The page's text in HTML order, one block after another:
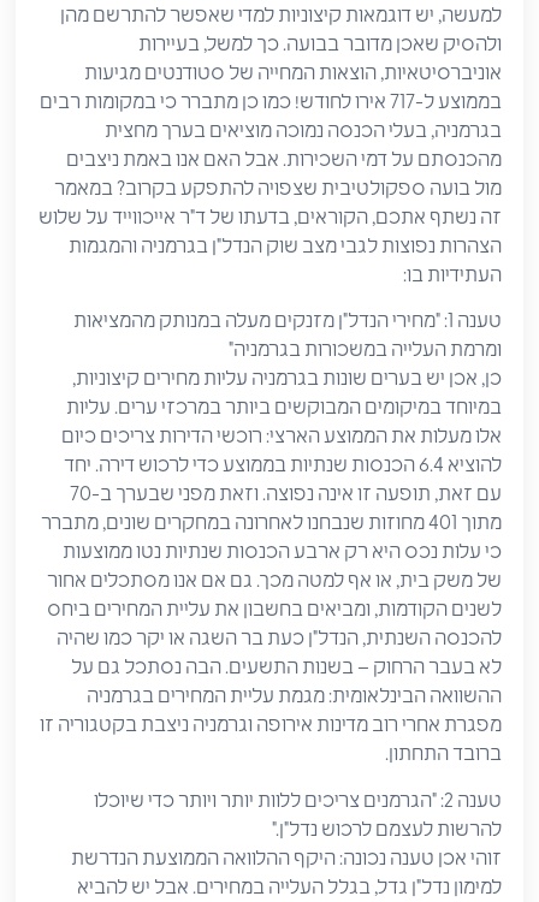
למעשה, יש דוגמאות קיצוניות למדי שאפשר להתרשם מהן
ולהסיק שאכן מדובר בבועה. כך למשל, בעיירות
אוניברסיטאיות, הוצאות המחייה של סטודנטים מגיעות
בממוצע ל-717 אירו לחודש! כמו כן מתברר כי במקומות רבים
בגרמניה, בעלי הכנסה נמוכה מוציאים בערך מחצית
מהכנסתם על דמי השכירות. אבל האם אנו באמת ניצבים
מול בועה ספקולטיבית שצפויה להתפקע בקרוב? במאמר
זה נשתף אתכם, הקוראים, בדעתו של ד"ר אייכווייד על שלוש
הצהרות נפוצות לגבי מצב שוק הנדל"ן בגרמניה והמגמות
העתידיות בו:
טענה 1: "מחירי הנדל"ן מזנקים מעלה במנותק מהמציאות
ומרמת העלייה במשכורות בגרמניה"
כן, אכן יש בערים שונות בגרמניה עליות מחירים קיצוניות,
במיוחד במיקומים המבוקשים ביותר במרכזי ערים. עליות
אלו מעלות את הממוצע הארצי: רוכשי הדירות צריכים כיום
להוציא 6.4 הכנסות שנתיות בממוצע כדי לרכוש דירה. יחד
עם זאת, תופעה זו אינה נפוצה. וזאת מפני שבערך ב-70
מתוך 401 מחוזות שנבחנו לאחרונה במחקרים שונים, מתברר
כי עלות נכס היא רק ארבע הכנסות שנתיות נטו ממוצעות
של משק בית, או אף למטה מכך. גם אם אנו מסתכלים אחור
לשנים הקודמות, ומביאים בחשבון את עליית המחירים ביחס
להכנסה השנתית, הנדל"ן כעת בר השגה או יקר כמו שהיה
לא בעבר הרחוק – בשנות התשעים. הבה נסתכל גם על
ההשוואה הבינלאומית: מגמת עליית המחירים בגרמניה
מפגרת אחרי רוב מדינות אירופה וגרמניה ניצבת בקטגוריה זו
ברובד התחתון.
טענה 2: "הגרמנים צריכים ללוות יותר ויותר כדי שיוכלו
להרשות לעצמם לרכוש נדל"ן."
זוהי אכן טענה נכונה: היקף ההלוואה הממוצעת הנדרשת
למימון נדל"ן גדל, בגלל העלייה במחירים. אבל יש להביא